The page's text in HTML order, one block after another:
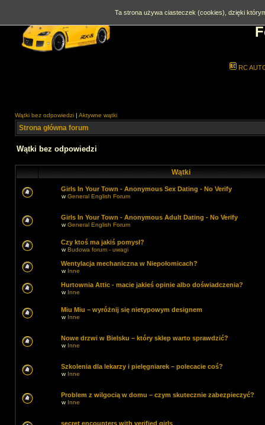
RC
Wątki bez odpowiedzi | Aktywne wątki
Strona główna forum
Wątki bez odpowiedzi
Wątki
Girls In Your Town - Anonymous Sex Dating - No Verify
wGeneral English Forum
Girls In Your Town - Anonymous Adult Dating - No Verify
wGeneral English Forum
Czy ktoś ma jakiś pomysł?
wBudowa forum - uwagi
Wentylacja mechaniczna w Niepołomicach?
w Inne
Hurtownia Attic - macie jakieś opinie albo doświadczenia?
w Inne
Miu Miu – wyróżnij się nietypowym designem
w Inne
Nowe drzwi w Bielsku – który sklep warto sprawdzić?
w Inne
Szkolenia dla lekarzy i pielęgniarek – polecacie coś?
w Inne
Problem z wilgocią w domu – czym skutecznie zabezpieczyć?
w Inne
secret encounters with verified girls
Ta strona używa ciasteczek (cookies), dzięki